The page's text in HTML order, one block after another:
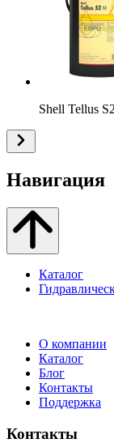
Shell Tellus
Навигация
Каталог
О компании
Каталог
Блог
Контакты
Поддержка
Контакты